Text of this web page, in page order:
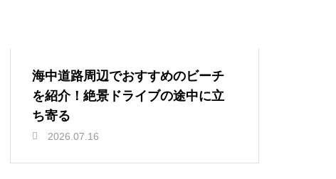
海中道路周辺でおすすめのビーチ
を紹介！絶景ドライブの途中に立
ち寄る
2026.07.16